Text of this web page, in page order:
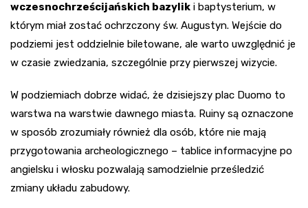
wczesnochrześcijańskich bazylik i baptysterium, w
którym miał zostać ochrzczony św. Augustyn. Wejście do
podziemi jest oddzielnie biletowane, ale warto uwzględnić je
w czasie zwiedzania, szczególnie przy pierwszej wizycie.
W podziemiach dobrze widać, że dzisiejszy plac Duomo to
warstwa na warstwie dawnego miasta. Ruiny są oznaczone
w sposób zrozumiały również dla osób, które nie mają
przygotowania archeologicznego – tablice informacyjne po
angielsku i włosku pozwalają samodzielnie prześledzić
zmiany układu zabudowy.